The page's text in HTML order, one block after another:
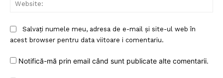
Salvați numele meu, adresa de e-mail și site-ul web în
acest browser pentru data viitoare i comentariu.
Notifică-mă prin email când sunt publicate alte comentarii.